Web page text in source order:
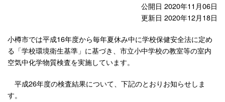
公開日 2020年11月06日
更新日 2020年12月18日
小樽市では平成16年度から毎年夏休み中に学校保健安全法に定め
る「学校環境衛生基準」に基づき、市立小中学校の教室等の室内
空気中化学物質検査を実施しています。
平成26年度の検査結果について、下記のとおりお知らせしま
す。